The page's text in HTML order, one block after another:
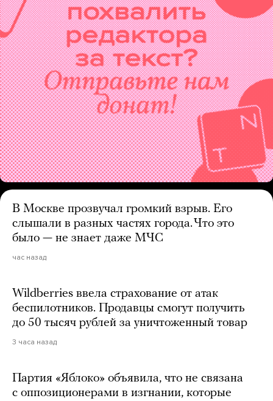
В Москве прозвучал громкий взрыв. Его
слышали в разных частях города. Что это
было — не знает даже МЧС
час назад
Wildberries ввела страхование от атак
беспилотников. Продавцы смогут получить
до 50 тысяч рублей за уничтоженный товар
3 часа назад
Партия «Яблоко» объявила, что не связана
с оппозиционерами в изгнании, которые